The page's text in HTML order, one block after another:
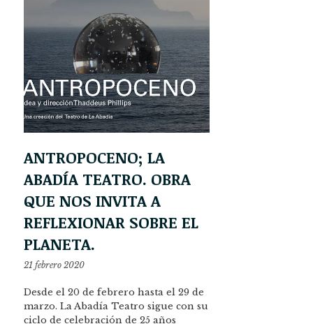
ANTROPOCENO; LA
ABADÍA TEATRO. OBRA
QUE NOS INVITA A
REFLEXIONAR SOBRE EL
PLANETA.
21 febrero 2020
Desde el 20 de febrero hasta el 29 de
marzo. La Abadía Teatro sigue con su
ciclo de celebración de 25 años